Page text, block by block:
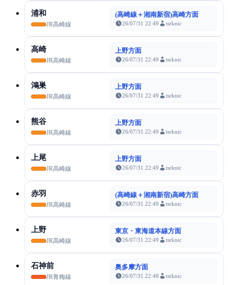
浦和
JR高崎線
(高崎線＋湘南新宿)高崎方面
26/07/31 22:49 tsrknic
高崎
JR高崎線
上野方面
26/07/31 22:49 tsrknic
鴻巣
JR高崎線
上野方面
26/07/31 22:49 tsrknic
熊谷
JR高崎線
上野方面
26/07/31 22:49 tsrknic
上尾
JR高崎線
上野方面
26/07/31 22:49 tsrknic
赤羽
JR高崎線
(高崎線＋湘南新宿)高崎方面
26/07/31 22:49 tsrknic
上野
JR高崎線
東京・東海道本線方面
26/07/31 22:49 tsrknic
石神前
JR青梅線
奥多摩方面
26/07/31 22:48 tsrknic